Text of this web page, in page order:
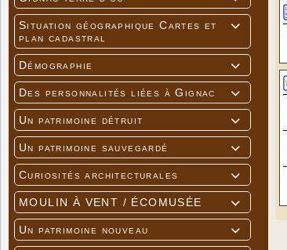

Situation géographique Cartes et
plan cadastral

Démographie

Des personnalités liées à Gignac

Un patrimoine détruit

Un patrimoine sauvegardé

Curiosités architecturales

MOULIN À VENT / ÉCOMUSÉE

Un patrimoine nouveau